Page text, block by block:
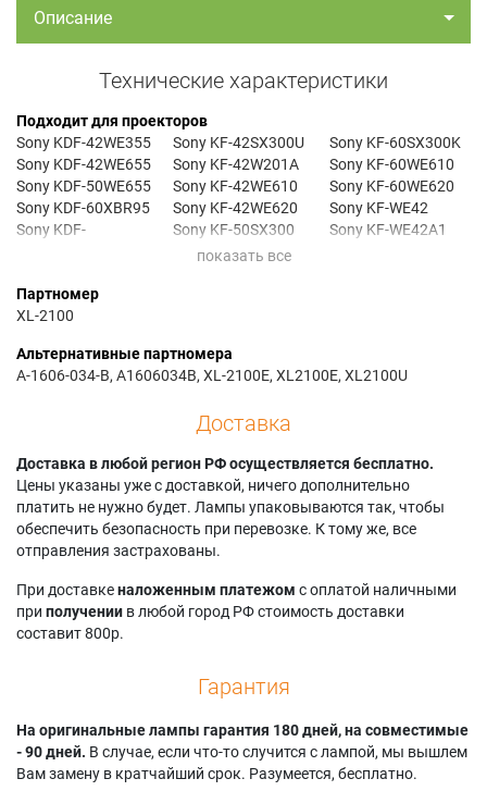
Описание
Технические характеристики
Подходит для проекторов
Sony KDF-42WE355
Sony KDF-42WE655
Sony KDF-50WE655
Sony KDF-60XBR95
Sony KDF-
Sony KDF-
70XBR950
Sony KF-42SX300U
Sony KF-42W201A
Sony KF-42WE610
Sony KF-42WE620
Sony KF-50SX300
Sony KF-50SX300K
Sony KF-60SX300K
Sony KF-60WE610
Sony KF-60WE620
Sony KF-WE42
Sony KF-WE42A1
Партномер
XL-2100
Альтернативные партномера
A-1606-034-B, A1606034B, XL-2100E, XL2100E, XL2100U
Доставка
Доставка в любой регион РФ осуществляется бесплатно.
Цены указаны уже с доставкой, ничего дополнительно
платить не нужно будет. Лампы упаковываются так, чтобы
обеспечить безопасность при перевозке. К тому же, все
отправления застрахованы.
При доставкеналоженным платежом с оплатой наличными
при получении в любой город РФ стоимость доставки
составит 800р.
Гарантия
На оригинальные лампы гарантия 180 дней, на совместимые
- 90 дней. В случае, если что-то случится с лампой, мы вышлем
Вам замену в кратчайший срок. Разумеется, бесплатно.